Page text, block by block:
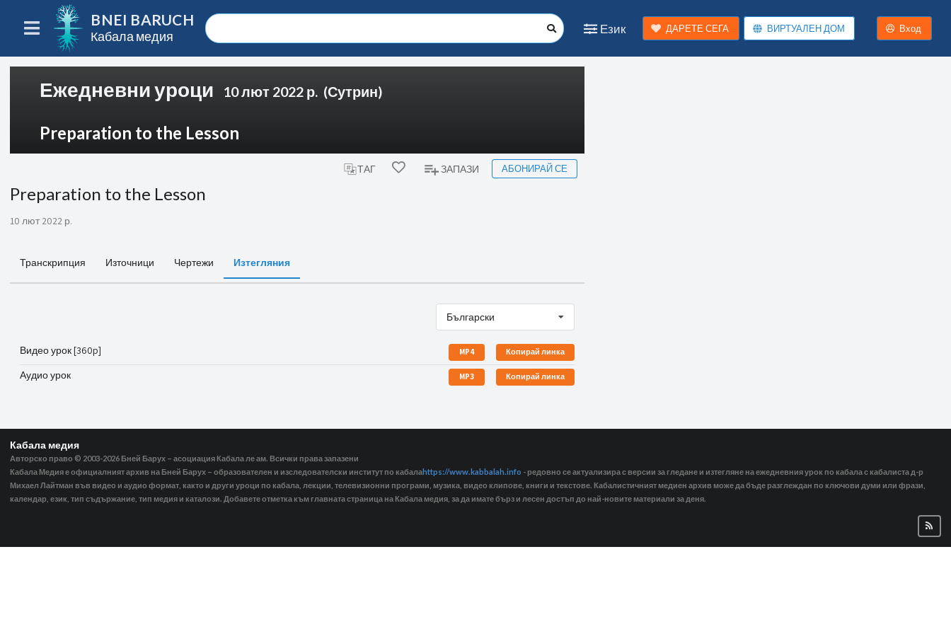
BNEI BARUCH
Кабала медия
Език ДАРЕТЕ СЕГА ВИРТУАЛЕН ДОМ Вход
Ежедневни уроци 10 лют 2022 р. (Сутрин)
Preparation to the Lesson
ТАГ ЗАПАЗИ АБОНИРАЙ СЕ
Preparation to the Lesson
10 лют 2022 р.
Транскрипция Източници Чертежи Изтегляния
Български
Видео урок [360p] MP4 Копирай линка
Аудио урок MP3 Копирай линка
Кабала медия
Авторско право © 2003-2026 Бней Барух – асоциация Кабала ле ам. Всички права запазени
Кабала Медия е официалният архив на Бней Барух – образователен и изследователски институт по кабалаhttps://www.kabbalah.info - редовно се актуализира с версии за гледане и изтегляне на ежедневния урок по кабала с кабалиста д-р
Михаел Лайтман във видео и аудио формат, както и други уроци по кабала, лекции, телевизионни програми, музика, видео клипове, книги и текстове. Кабалистичният медиен архив може да бъде разглеждан по ключови думи или фрази,
календар, език, тип съдържание, тип медия и каталози. Добавете отметка към главната страница на Кабала медия, за да имате бърз и лесен достъп до най-новите материали за деня.